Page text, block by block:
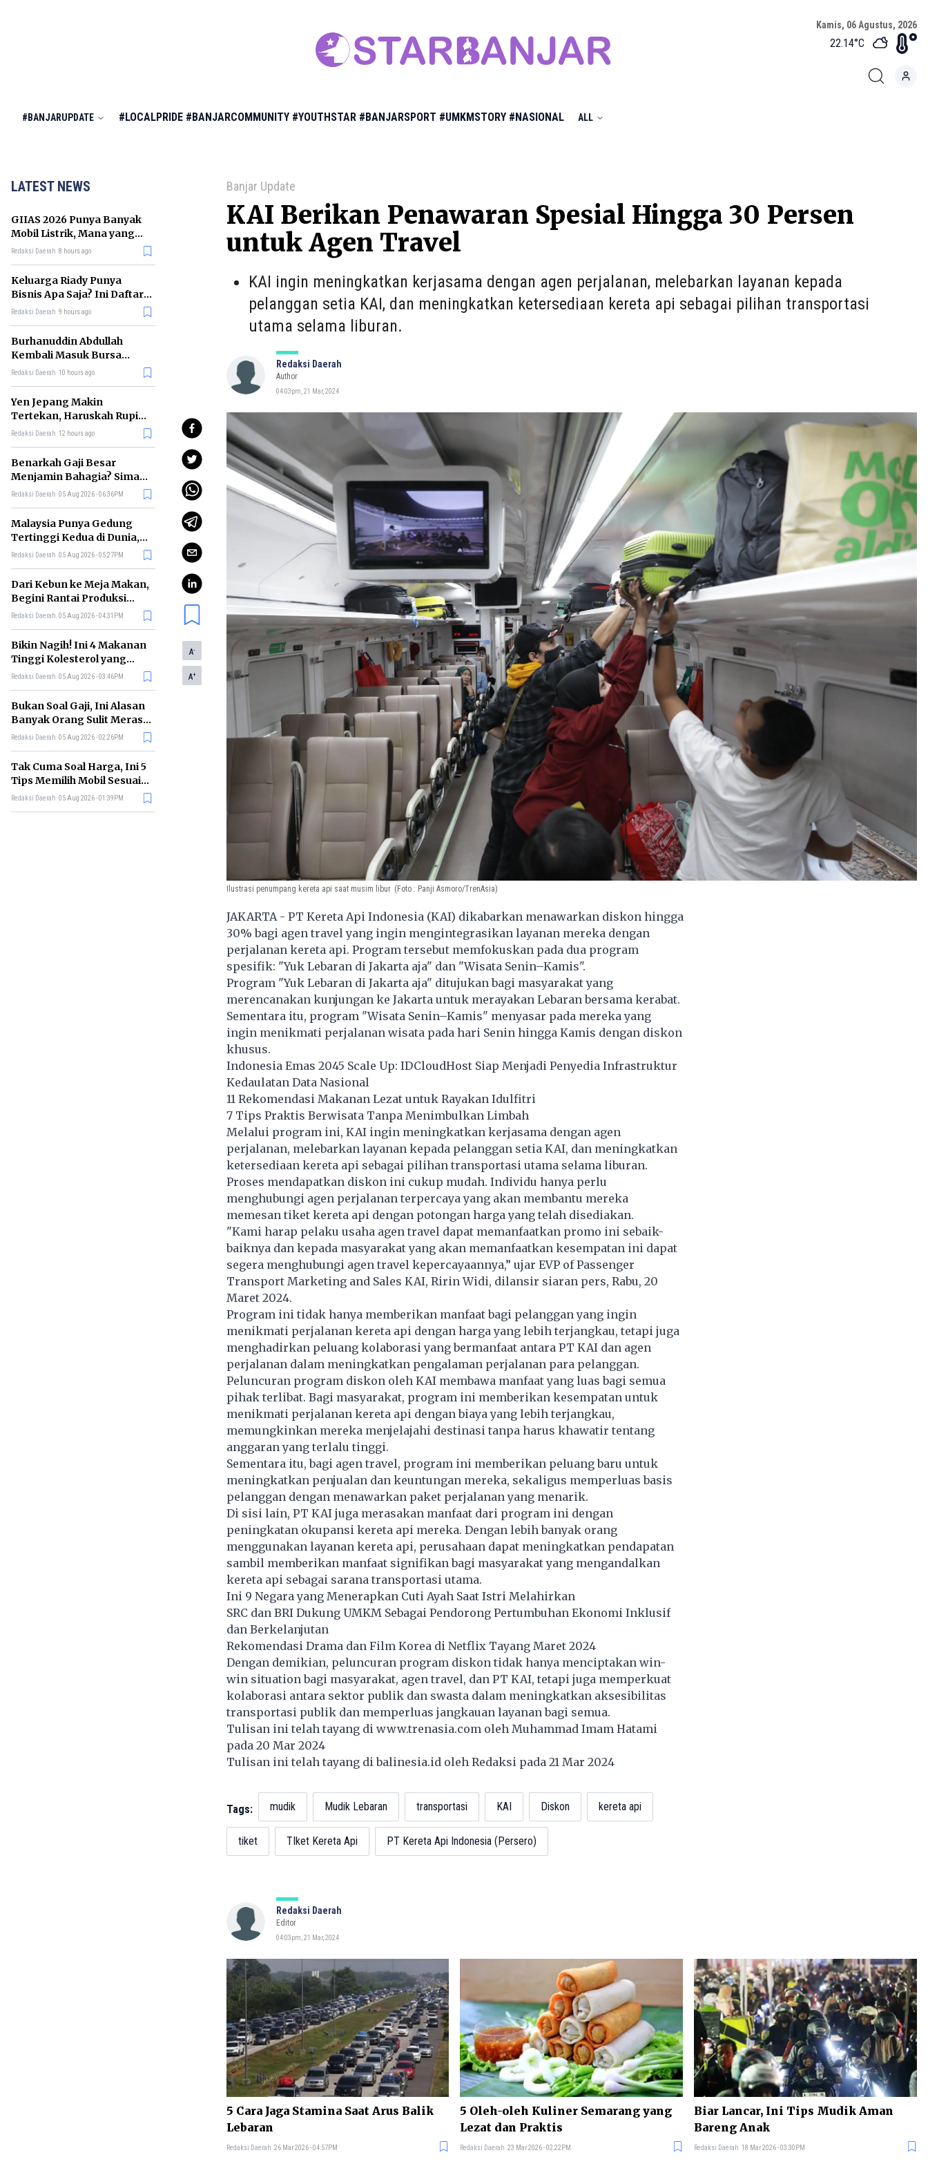
Kamis, 06 Agustus, 2026
22.14°C
#BANJARUPDATE #LOCALPRIDE #BANJARCOMMUNITY #YOUTHSTAR #BANJARSPORT #UMKMSTORY #NASIONAL ALL
LATEST NEWS
GIIAS 2026 Punya Banyak
Mobil Listrik, Mana yang
Cocok untuk Gaji Rp10 Juta?
Redaksi Daerah 8 hours ago
Keluarga Riady Punya
Bisnis Apa Saja? Ini Daftar
Kerajaan Usahanya
Redaksi Daerah 9 hours ago
Burhanuddin Abdullah
Kembali Masuk Bursa
Gubernur BI, Ini Rekam
Redaksi Daerah 10 hours ago
Yen Jepang Makin
Tertekan, Haruskah Rupiah
Ikut Khawatir?
Redaksi Daerah 12 hours ago
Benarkah Gaji Besar
Menjamin Bahagia? Simak
Penjelasan Ilmu Ekonomi
Redaksi Daerah 05 Aug 2026 - 06:36PM
Malaysia Punya Gedung
Tertinggi Kedua di Dunia,
Ini Daftar Lengkap 2026
Redaksi Daerah 05 Aug 2026 - 05:27PM
Dari Kebun ke Meja Makan,
Begini Rantai Produksi
Sawit di Indonesia
Redaksi Daerah 05 Aug 2026 - 04:31PM
Bikin Nagih! Ini 4 Makanan
Tinggi Kolesterol yang
Sebaiknya Dikurangi
Redaksi Daerah 05 Aug 2026 - 03:46PM
Bukan Soal Gaji, Ini Alasan
Banyak Orang Sulit Merasa
Cukup
Redaksi Daerah 05 Aug 2026 - 02:26PM
Tak Cuma Soal Harga, Ini 5
Tips Memilih Mobil Sesuai
Kebutuhan
Redaksi Daerah 05 Aug 2026 - 01:39PM
Banjar Update
KAI Berikan Penawaran Spesial Hingga 30 Persen
untuk Agen Travel
KAI ingin meningkatkan kerjasama dengan agen perjalanan, melebarkan layanan kepada
pelanggan setia KAI, dan meningkatkan ketersediaan kereta api sebagai pilihan transportasi
utama selama liburan.
Redaksi Daerah
Author
04:03pm, 21 Mar, 2024
A-
A+
Ilustrasi penumpang kereta api saat musim libur (Foto : Panji Asmoro/TrenAsia)
JAKARTA - PT Kereta Api Indonesia (KAI) dikabarkan menawarkan diskon hingga
30% bagi agen travel yang ingin mengintegrasikan layanan mereka dengan
perjalanan kereta api. Program tersebut memfokuskan pada dua program
spesifik: "Yuk Lebaran di Jakarta aja" dan "Wisata Senin–Kamis".
Program "Yuk Lebaran di Jakarta aja" ditujukan bagi masyarakat yang
merencanakan kunjungan ke Jakarta untuk merayakan Lebaran bersama kerabat.
Sementara itu, program "Wisata Senin–Kamis" menyasar pada mereka yang
ingin menikmati perjalanan wisata pada hari Senin hingga Kamis dengan diskon
khusus.
Indonesia Emas 2045 Scale Up: IDCloudHost Siap Menjadi Penyedia Infrastruktur
Kedaulatan Data Nasional
11 Rekomendasi Makanan Lezat untuk Rayakan Idulfitri
7 Tips Praktis Berwisata Tanpa Menimbulkan Limbah
Melalui program ini, KAI ingin meningkatkan kerjasama dengan agen
perjalanan, melebarkan layanan kepada pelanggan setia KAI, dan meningkatkan
ketersediaan kereta api sebagai pilihan transportasi utama selama liburan.
Proses mendapatkan diskon ini cukup mudah. Individu hanya perlu
menghubungi agen perjalanan terpercaya yang akan membantu mereka
memesan tiket kereta api dengan potongan harga yang telah disediakan.
"Kami harap pelaku usaha agen travel dapat memanfaatkan promo ini sebaik-
baiknya dan kepada masyarakat yang akan memanfaatkan kesempatan ini dapat
segera menghubungi agen travel kepercayaannya,” ujar EVP of Passenger
Transport Marketing and Sales KAI, Ririn Widi, dilansir siaran pers, Rabu, 20
Maret 2024.
Program ini tidak hanya memberikan manfaat bagi pelanggan yang ingin
menikmati perjalanan kereta api dengan harga yang lebih terjangkau, tetapi juga
menghadirkan peluang kolaborasi yang bermanfaat antara PT KAI dan agen
perjalanan dalam meningkatkan pengalaman perjalanan para pelanggan.
Peluncuran program diskon oleh KAI membawa manfaat yang luas bagi semua
pihak terlibat. Bagi masyarakat, program ini memberikan kesempatan untuk
menikmati perjalanan kereta api dengan biaya yang lebih terjangkau,
memungkinkan mereka menjelajahi destinasi tanpa harus khawatir tentang
anggaran yang terlalu tinggi.
Sementara itu, bagi agen travel, program ini memberikan peluang baru untuk
meningkatkan penjualan dan keuntungan mereka, sekaligus memperluas basis
pelanggan dengan menawarkan paket perjalanan yang menarik.
Di sisi lain, PT KAI juga merasakan manfaat dari program ini dengan
peningkatan okupansi kereta api mereka. Dengan lebih banyak orang
menggunakan layanan kereta api, perusahaan dapat meningkatkan pendapatan
sambil memberikan manfaat signifikan bagi masyarakat yang mengandalkan
kereta api sebagai sarana transportasi utama.
Ini 9 Negara yang Menerapkan Cuti Ayah Saat Istri Melahirkan
SRC dan BRI Dukung UMKM Sebagai Pendorong Pertumbuhan Ekonomi Inklusif
dan Berkelanjutan
Rekomendasi Drama dan Film Korea di Netflix Tayang Maret 2024
Dengan demikian, peluncuran program diskon tidak hanya menciptakan win-
win situation bagi masyarakat, agen travel, dan PT KAI, tetapi juga memperkuat
kolaborasi antara sektor publik dan swasta dalam meningkatkan aksesibilitas
transportasi publik dan memperluas jangkauan layanan bagi semua.
Tulisan ini telah tayang di www.trenasia.comoleh Muhammad Imam Hatami
pada 20 Mar 2024
Tulisan ini telah tayang dibalinesia.idoleh Redaksi pada 21 Mar 2024
Tags: mudik Mudik Lebaran transportasi KAI Diskon kereta api
tiket TIket Kereta Api PT Kereta Api Indonesia (Persero)
Redaksi Daerah
Editor
04:03pm, 21 Mar, 2024
5 Cara Jaga Stamina Saat Arus Balik
Lebaran
Redaksi Daerah 26 Mar 2026 - 04:57PM
5 Oleh-oleh Kuliner Semarang yang
Lezat dan Praktis
Redaksi Daerah 23 Mar 2026 - 02:22PM
Biar Lancar, Ini Tips Mudik Aman
Bareng Anak
Redaksi Daerah 18 Mar 2026 - 03:30PM